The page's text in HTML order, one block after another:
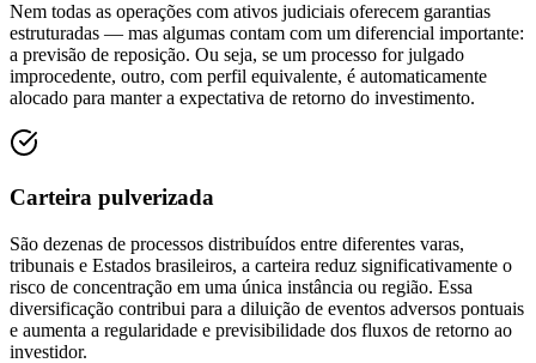
Nem todas as operações com ativos judiciais oferecem garantias
estruturadas — mas algumas contam com um diferencial importante:
a previsão de reposição. Ou seja, se um processo for julgado
improcedente, outro, com perfil equivalente, é automaticamente
alocado para manter a expectativa de retorno do investimento.
Carteira pulverizada
São dezenas de processos distribuídos entre diferentes varas,
tribunais e Estados brasileiros, a carteira reduz significativamente o
risco de concentração em uma única instância ou região. Essa
diversificação contribui para a diluição de eventos adversos pontuais
e aumenta a regularidade e previsibilidade dos fluxos de retorno ao
investidor.